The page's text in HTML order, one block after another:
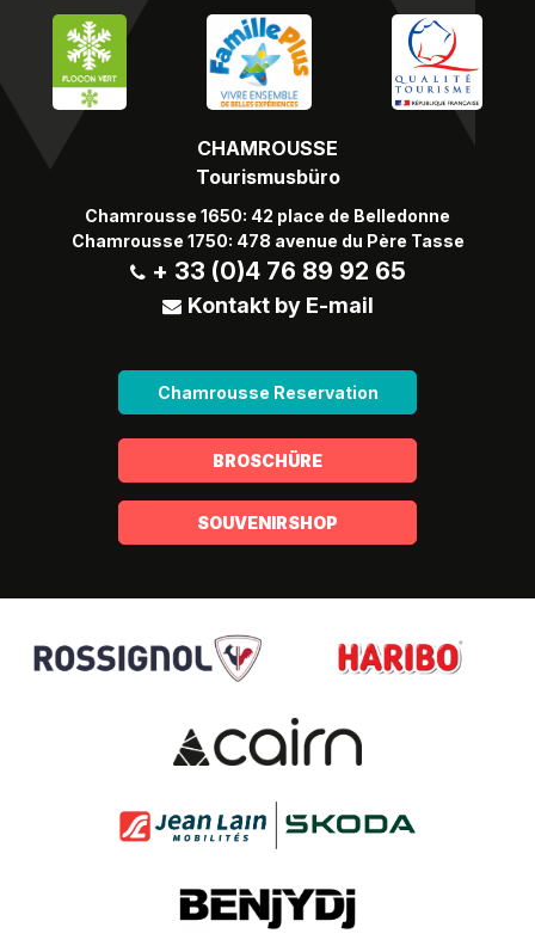
CHAMROUSSE
Tourismusbüro
Chamrousse 1650: 42 place de Belledonne
Chamrousse 1750: 478 avenue du Père Tasse
+ 33 (0)4 76 89 92 65
Kontakt by E-mail
Chamrousse Reservation
BROSCHÜRE
SOUVENIRSHOP